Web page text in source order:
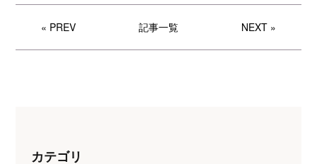
« PREV 記事一覧 NEXT »
カテゴリ